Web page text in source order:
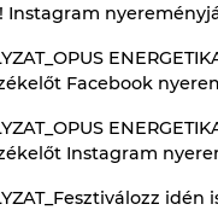
Instagram
Facebook
Instagram
idén